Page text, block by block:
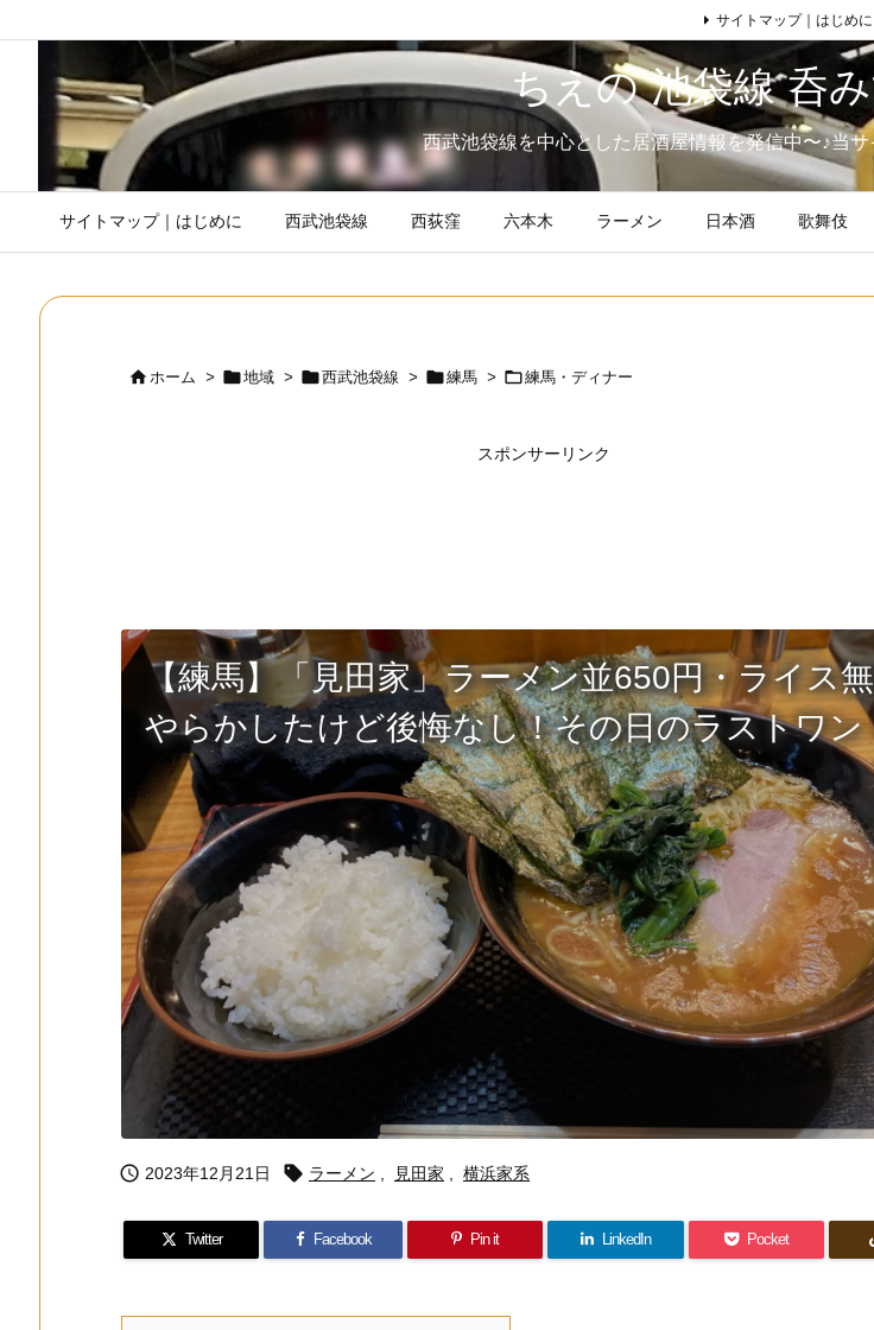
ちえの 池袋線 呑
西武池袋線を中心とした居酒屋情報を発信中〜♪当
サイトマップ｜はじめに 西武池袋線 西荻窪 六本木 ラーメン 日本酒 歌舞伎
サイトマップ｜はじめに
ホーム > 地域 > 西武池袋線 > 練馬 > 練馬・ディナー
スポンサーリンク
【練馬】「見田家」ラーメン並650円・ライス無
やらかしたけど後悔なし！その日のラストワン
 2023年12月21日  ラーメン , 見田家 , 横浜家系
Twitter Facebook Pin it LinkedIn Pocket